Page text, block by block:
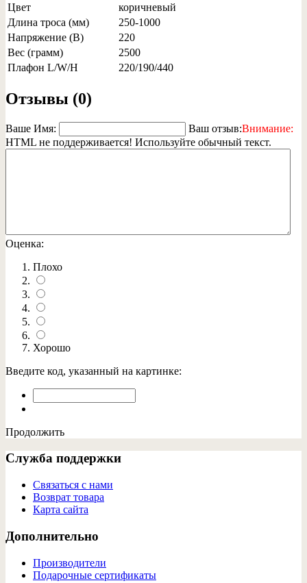
Цвет
коричневый
Длина троса (мм)
250-1000
Напряжение (В)
220
Вес (грамм)
2500
Плафон L/W/H
220/190/440
Отзывы (0)
Ваше Имя: Ваш отзыв:Внимание:
HTML не поддерживается! Используйте обычный текст.
Оценка:
Плохо
Хорошо
Введите код, указанный на картинке:
Продолжить
Служба поддержки
Связаться с нами
Возврат товара
Карта сайта
Дополнительно
Производители
Подарочные сертификаты